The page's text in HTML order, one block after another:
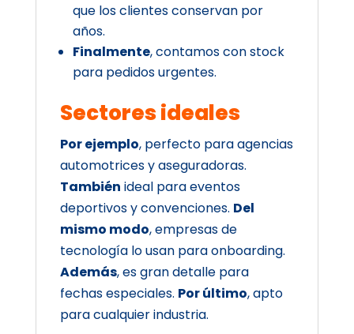
que los clientes conservan por
años.
Finalmente, contamos con stock
para pedidos urgentes.
Sectores ideales
Por ejemplo, perfecto para agencias
automotrices y aseguradoras.
También ideal para eventos
deportivos y convenciones. Del
mismo modo, empresas de
tecnología lo usan para onboarding.
Además, es gran detalle para
fechas especiales. Por último, apto
para cualquier industria.